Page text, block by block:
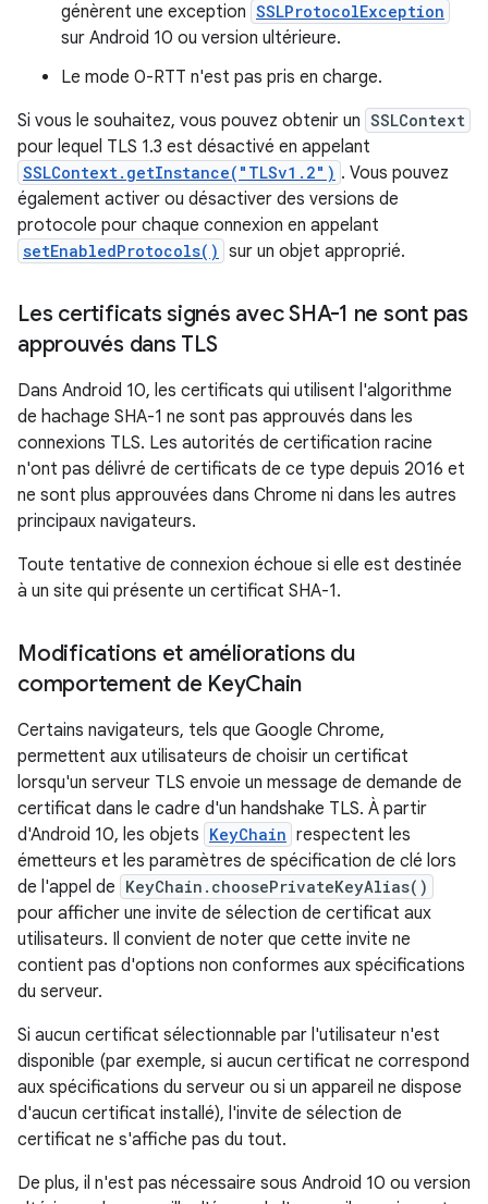
génèrent une exception SSLProtocolException
sur Android 10 ou version ultérieure.
Le mode 0-RTT n'est pas pris en charge.
Si vous le souhaitez, vous pouvez obtenir un SSLContext
pour lequel TLS 1.3 est désactivé en appelant
SSLContext.getInstance("TLSv1.2") . Vous pouvez
également activer ou désactiver des versions de
protocole pour chaque connexion en appelant
setEnabledProtocols() sur un objet approprié.
Les certificats signés avec SHA-1 ne sont pas
approuvés dans TLS
Dans Android 10, les certificats qui utilisent l'algorithme
de hachage SHA-1 ne sont pas approuvés dans les
connexions TLS. Les autorités de certification racine
n'ont pas délivré de certificats de ce type depuis 2016 et
ne sont plus approuvées dans Chrome ni dans les autres
principaux navigateurs.
Toute tentative de connexion échoue si elle est destinée
à un site qui présente un certificat SHA-1.
Modifications et améliorations du
comportement de KeyChain
Certains navigateurs, tels que Google Chrome,
permettent aux utilisateurs de choisir un certificat
lorsqu'un serveur TLS envoie un message de demande de
certificat dans le cadre d'un handshake TLS. À partir
d'Android 10, les objets KeyChain respectent les
émetteurs et les paramètres de spécification de clé lors
de l'appel de KeyChain.choosePrivateKeyAlias()
pour afficher une invite de sélection de certificat aux
utilisateurs. Il convient de noter que cette invite ne
contient pas d'options non conformes aux spécifications
du serveur.
Si aucun certificat sélectionnable par l'utilisateur n'est
disponible (par exemple, si aucun certificat ne correspond
aux spécifications du serveur ou si un appareil ne dispose
d'aucun certificat installé), l'invite de sélection de
certificat ne s'affiche pas du tout.
De plus, il n'est pas nécessaire sous Android 10 ou version